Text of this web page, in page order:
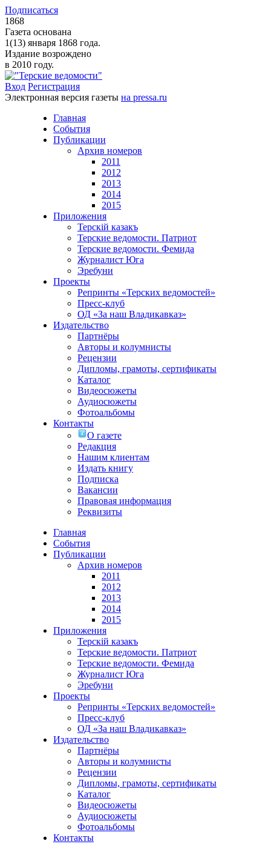
Подписаться
1868
Газета основана
1(13) января 1868 года.
Издание возрождено
в 2010 году.
Вход Регистрация
Электронная версия газеты на pressa.ru
Главная
События
Публикации
Архив номеров
2011
2012
2013
2014
2015
Приложения
Терскiй казакъ
Терские ведомости. Патриот
Терские ведомости. Фемида
Журналист Юга
Эребуни
Проекты
Репринты «Терских ведомостей»
Пресс-клуб
ОД «За наш Владикавказ»
Издательство
Партнёры
Авторы и колумнисты
Рецензии
Дипломы, грамоты, сертификаты
Каталог
Видеосюжеты
Аудиосюжеты
Фотоальбомы
Контакты
О газете
Редакция
Нашим клиентам
Издать книгу
Подписка
Вакансии
Правовая информация
Реквизиты
Главная
События
Публикации
Архив номеров
2011
2012
2013
2014
2015
Приложения
Терскiй казакъ
Терские ведомости. Патриот
Терские ведомости. Фемида
Журналист Юга
Эребуни
Проекты
Репринты «Терских ведомостей»
Пресс-клуб
ОД «За наш Владикавказ»
Издательство
Партнёры
Авторы и колумнисты
Рецензии
Дипломы, грамоты, сертификаты
Каталог
Видеосюжеты
Аудиосюжеты
Фотоальбомы
Контакты